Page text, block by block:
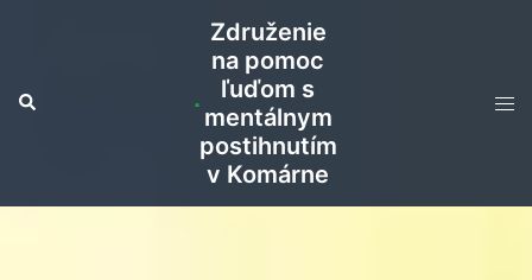
Search
Združenie
na pomoc
ľuďom s
mentálnym
postihnutím
v Komárne